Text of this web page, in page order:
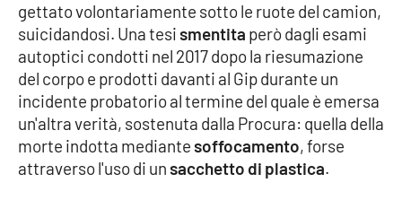
Società
Sport
RUBRICHE
gettato volontariamente sotto le ruote del camion,
suicidandosi. Una tesismentita però dagli esami
autoptici condotti nel 2017 dopo la riesumazione
del corpo e prodotti davanti al Gip durante un
incidente probatorio al termine del quale è emersa
un'altra verità, sostenuta dalla Procura: quella della
morte indotta mediantesoffocamento, forse
attraverso l'uso di unsacchetto di plastica.